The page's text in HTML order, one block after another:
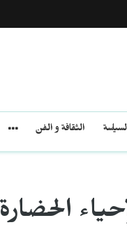
الثقافة و الفن
الحضارة